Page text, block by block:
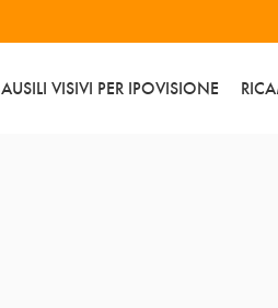
AUSILI VISIVI PER IPOVISIONE